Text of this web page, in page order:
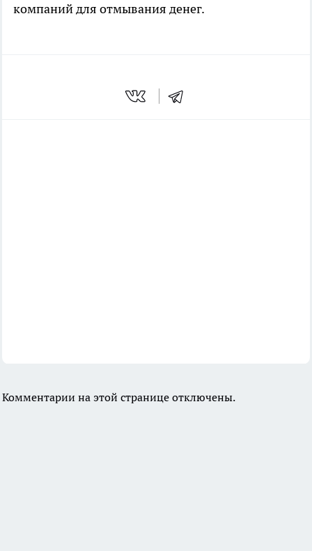
компаний для отмывания денег.
Комментарии на этой странице отключены.